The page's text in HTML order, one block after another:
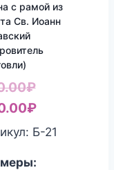
с рамой из
Св. Иоанн
₽
цена
составляла
₽Текущая
цена:
Б-21